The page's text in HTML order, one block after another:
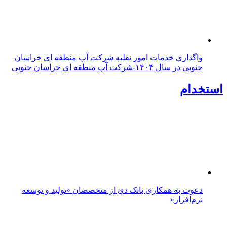
واگذاری خدمات امور نقلیه شرکت آب منطقه ای خراسان
جنوبی در سال ۱۴۰۴-شرکت آب منطقه ای خراسان جنوبی
استخدام
دعوت به همکاری بانک دی از متخصصان «تولید و توسعه
نرم‌افزار»